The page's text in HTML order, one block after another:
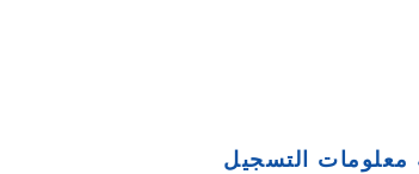
معلومات التسجيل